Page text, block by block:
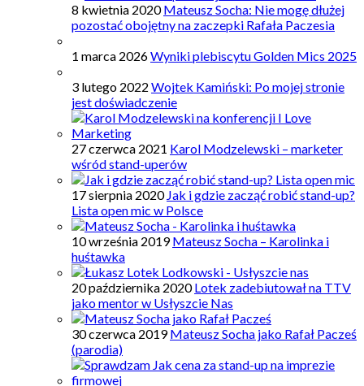
8 kwietnia 2020 Mateusz Socha: Nie mogę dłużej
pozostać obojętny na zaczepki Rafała Paczesia
1 marca 2026Wyniki plebiscytu Golden Mics 2025
3 lutego 2022 Wojtek Kamiński: Po mojej stronie
jest doświadczenie
27 czerwca 2021 Karol Modzelewski – marketer
wśród stand-uperów
17 sierpnia 2020 Jak i gdzie zacząć robić stand-up?
Lista open mic w Polsce
10 września 2019 Mateusz Socha – Karolinka i
huśtawka
20 października 2020 Lotek zadebiutował na TTV
jako mentor w Usłyszcie Nas
30 czerwca 2019 Mateusz Socha jako Rafał Pacześ
(parodia)